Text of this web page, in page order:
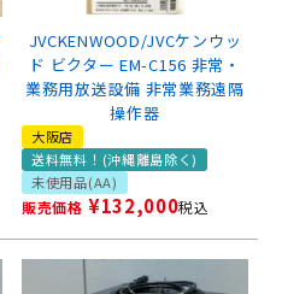
JVCKENWOOD/JVCケンウッ
ド ビクター EM-C156 非常・
業務用放送設備 非常業務遠隔
操作器
大阪店
送料無料！(沖縄離島除く)
未使用品(AA)
販売価格 ¥132,000税込